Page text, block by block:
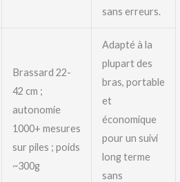
sans erreurs.
Brassard 22-
42 cm ;
autonomie
1000+ mesures
sur piles ; poids
~300g
Adapté à la
plupart des
bras, portable
et
économique
pour un suivi
long terme
sans